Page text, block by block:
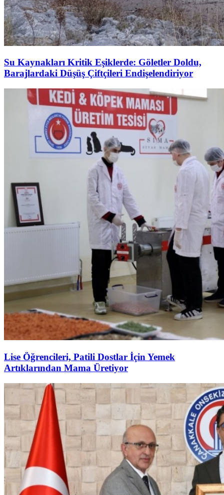
Su Kaynakları Kritik Eşiklerde: Göletler Doldu,
Barajlardaki Düşüş Çiftçileri Endişelendiriyor
Lise Öğrencileri, Patili Dostlar İçin Yemek
Artıklarından Mama Üretiyor